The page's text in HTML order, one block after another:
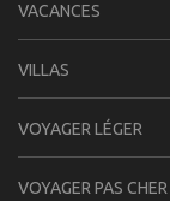
VACANCES
VILLAS
VOYAGER LÉGER
VOYAGER PAS CHER